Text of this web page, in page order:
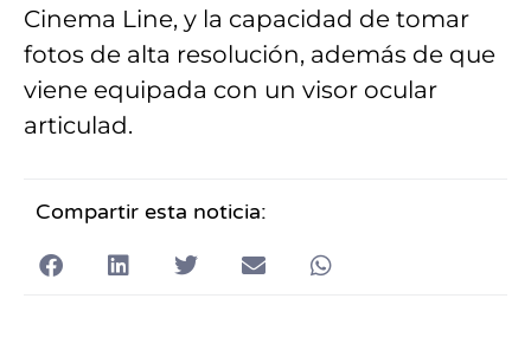
Cinema Line, y la capacidad de tomar
fotos de alta resolución, además de que
viene equipada con un visor ocular
articulad.
Compartir esta noticia: